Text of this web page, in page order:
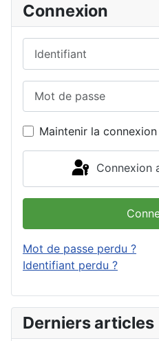
Connexion
Maintenir la connexion
Connexion
Mot de passe perdu ?
Identifiant perdu ?
Derniers articles